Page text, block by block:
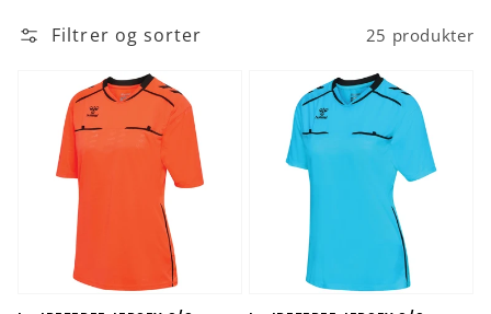
Filtrer og sorter 25 produkter